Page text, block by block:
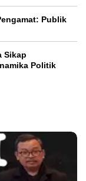
Publik
Sikap
Politik